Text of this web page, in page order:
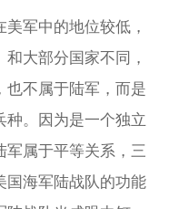
军中的地位较低，
大部分国家不同，
也不属于陆军，而是
种。因为是一个独立
军属于平等关系，三
国海军陆战队的功能